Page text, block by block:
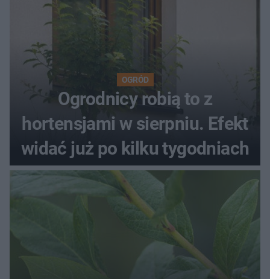
OGRÓD
Ogrodnicy robią to z
hortensjami w sierpniu. Efekt
widać już po kilku tygodniach